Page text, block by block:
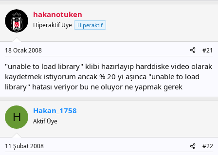
hakanotuken
Hiperaktif Üye Hiperaktif
18 Ocak 2008 #21
"unable to load library" klibi hazırlayıp harddiske video olarak
kaydetmek istiyorum ancak % 20 yi aşınca "unable to load
library" hatası veriyor bu ne oluyor ne yapmak gerek
H Hakan_1758
Aktif Üye
11 Şubat 2008 #22